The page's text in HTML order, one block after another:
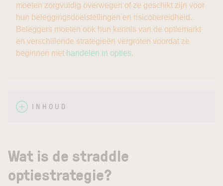
moeten zorgvuldig overwegen of ze geschikt zijn voor
hun beleggingsdoelstellingen en risicobereidheid.
Beleggers moeten ook hun kennis van de optiemarkt
en verschillende strategieën vergroten voordat ze
beginnen met handelen in opties.
INHOUD
Wat is de straddle
optiestrategie?